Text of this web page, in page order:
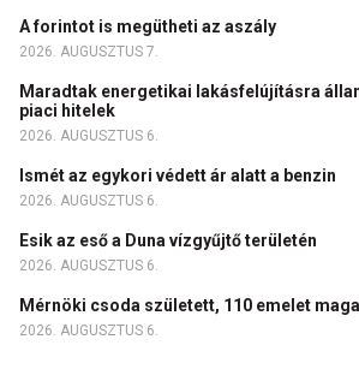
A forintot is megütheti az aszály
2026. AUGUSZTUS 7.
Maradtak energetikai lakásfelújításra
piaci hitelek
2026. AUGUSZTUS 6.
Ismét az egykori védett ár alatt a benzin
2026. AUGUSZTUS 6.
Esik az eső a Duna vízgyűjtő területén
2026. AUGUSZTUS 6.
Mérnöki csoda született, 110 emelet
2026. AUGUSZTUS 6.